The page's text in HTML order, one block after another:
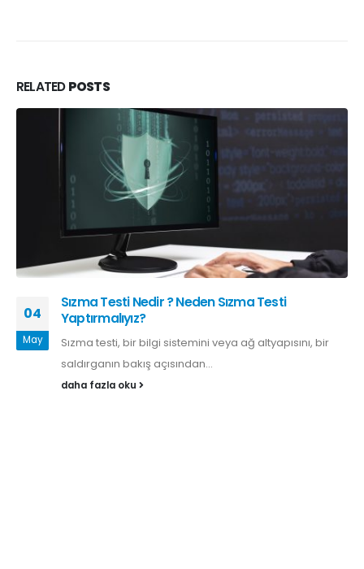
RELATEDPOSTS
04
May
Sızma Testi Nedir ? Neden Sızma Testi
Yaptırmalıyız?
Sızma testi, bir bilgi sistemini veya ağ altyapısını, bir
saldırganın bakış açısından...
daha fazla oku